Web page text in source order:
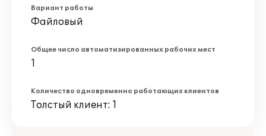
Вариант работы
Файловый
Общее число автоматизированных рабочих мест
1
Количество одновременно работающих клиентов
Толстый клиент: 1